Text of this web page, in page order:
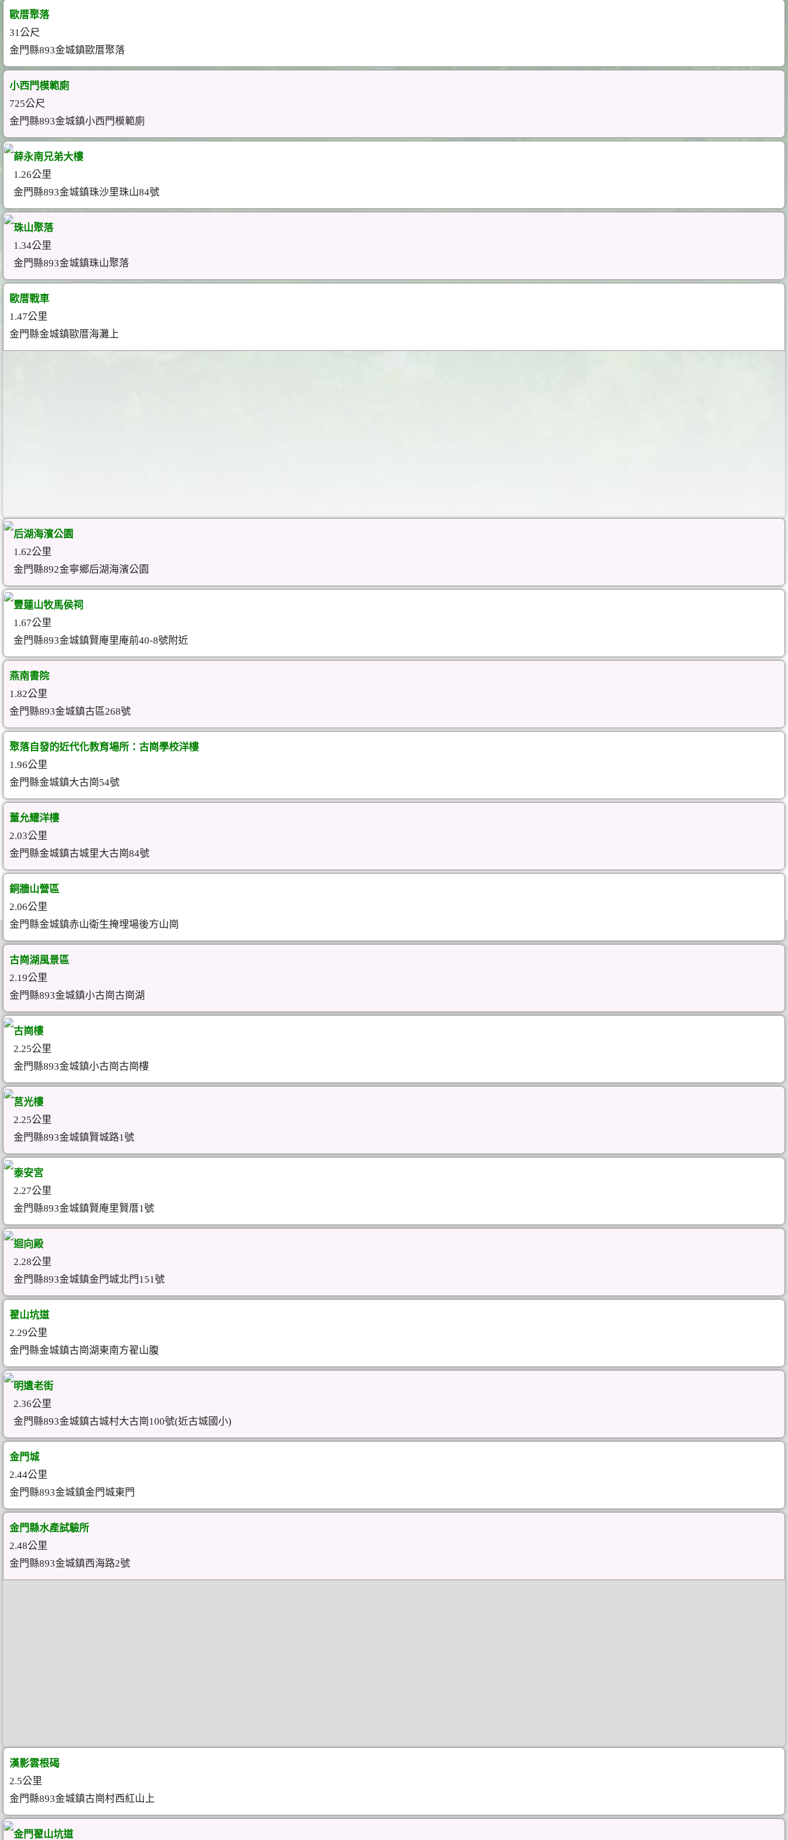
歐厝聚落
31公尺
金門縣893金城鎮歐厝聚落
小西門模範廁
725公尺
金門縣893金城鎮小西門模範廁
薛永南兄弟大樓
1.26公里
金門縣893金城鎮珠沙里珠山84號
珠山聚落
1.34公里
金門縣893金城鎮珠山聚落
歐厝戰車
1.47公里
金門縣金城鎮歐厝海灘上
后湖海濱公園
1.62公里
金門縣892金寧鄉后湖海濱公園
豐蓮山牧馬侯祠
1.67公里
金門縣893金城鎮賢庵里庵前40-8號附近
燕南書院
1.82公里
金門縣893金城鎮古區268號
聚落自發的近代化教育場所：古崗學校洋樓
1.96公里
金門縣金城鎮大古崗54號
董允耀洋樓
2.03公里
金門縣金城鎮古城里大古崗84號
銅牆山營區
2.06公里
金門縣金城鎮赤山衛生掩埋場後方山崗
古崗湖風景區
2.19公里
金門縣893金城鎮小古崗古崗湖
古崗樓
2.25公里
金門縣893金城鎮小古崗古崗樓
莒光樓
2.25公里
金門縣893金城鎮賢城路1號
泰安宮
2.27公里
金門縣893金城鎮賢庵里賢厝1號
迴向殿
2.28公里
金門縣893金城鎮金門城北門151號
翟山坑道
2.29公里
金門縣金城鎮古崗湖東南方翟山腹
明遺老街
2.36公里
金門縣893金城鎮古城村大古崗100號(近古城國小)
金門城
2.44公里
金門縣893金城鎮金門城東門
金門縣水產試驗所
2.48公里
金門縣893金城鎮西海路2號
漢影雲根碣
2.5公里
金門縣893金城鎮古崗村西紅山上
金門翟山坑道